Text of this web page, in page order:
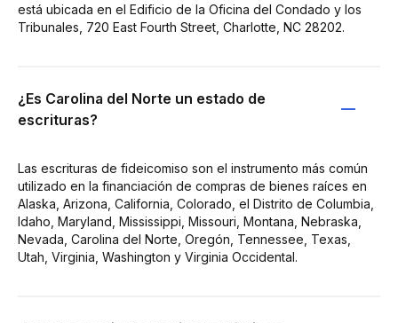
está ubicada en el Edificio de la Oficina del Condado y los
Tribunales, 720 East Fourth Street, Charlotte, NC 28202.
¿Es Carolina del Norte un estado de
escrituras?
Las escrituras de fideicomiso son el instrumento más común
utilizado en la financiación de compras de bienes raíces en
Alaska, Arizona, California, Colorado, el Distrito de Columbia,
Idaho, Maryland, Mississippi, Missouri, Montana, Nebraska,
Nevada, Carolina del Norte, Oregón, Tennessee, Texas,
Utah, Virginia, Washington y Virginia Occidental.